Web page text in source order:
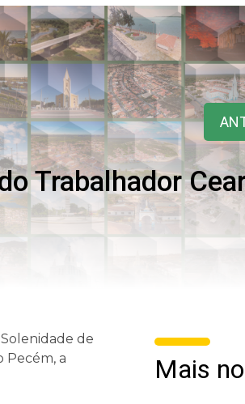
Trabalhador
de
Pecém, a
Mais